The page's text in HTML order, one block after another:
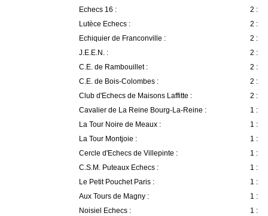
Echecs 16 :
2 :
Lutèce Echecs :
2 :
Echiquier de Franconville :
2 :
J.E.E.N. :
2 :
C.E. de Rambouillet :
2 :
C.E. de Bois-Colombes :
2 :
Club d'Echecs de Maisons Laffitte :
2 :
Cavalier de La Reine Bourg-La-Reine :
1 :
La Tour Noire de Meaux :
1 :
La Tour Montjoie :
1 :
Cercle d'Echecs de Villepinte :
1 :
C.S.M. Puteaux Echecs :
1 :
Le Petit Pouchet Paris :
1 :
Aux Tours de Magny :
1 :
Noisiel Echecs :
1 :